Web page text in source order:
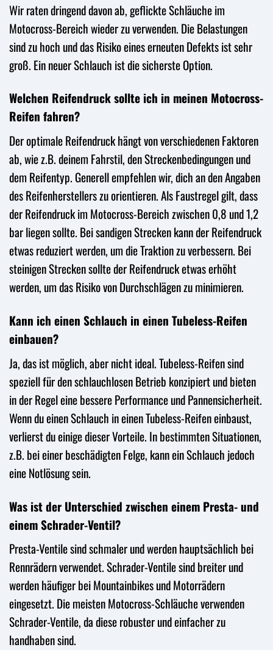
Wir raten dringend davon ab, geflickte Schläuche im
Motocross-Bereich wieder zu verwenden. Die Belastungen
sind zu hoch und das Risiko eines erneuten Defekts ist sehr
groß. Ein neuer Schlauch ist die sicherste Option.
Welchen Reifendruck sollte ich in meinen Motocross-
Reifen fahren?
Der optimale Reifendruck hängt von verschiedenen Faktoren
ab, wie z.B. deinem Fahrstil, den Streckenbedingungen und
dem Reifentyp. Generell empfehlen wir, dich an den Angaben
des Reifenherstellers zu orientieren. Als Faustregel gilt, dass
der Reifendruck im Motocross-Bereich zwischen 0,8 und 1,2
bar liegen sollte. Bei sandigen Strecken kann der Reifendruck
etwas reduziert werden, um die Traktion zu verbessern. Bei
steinigen Strecken sollte der Reifendruck etwas erhöht
werden, um das Risiko von Durchschlägen zu minimieren.
Kann ich einen Schlauch in einen Tubeless-Reifen
einbauen?
Ja, das ist möglich, aber nicht ideal. Tubeless-Reifen sind
speziell für den schlauchlosen Betrieb konzipiert und bieten
in der Regel eine bessere Performance und Pannensicherheit.
Wenn du einen Schlauch in einen Tubeless-Reifen einbaust,
verlierst du einige dieser Vorteile. In bestimmten Situationen,
z.B. bei einer beschädigten Felge, kann ein Schlauch jedoch
eine Notlösung sein.
Was ist der Unterschied zwischen einem Presta- und
einem Schrader-Ventil?
Presta-Ventile sind schmaler und werden hauptsächlich bei
Rennrädern verwendet. Schrader-Ventile sind breiter und
werden häufiger bei Mountainbikes und Motorrädern
eingesetzt. Die meisten Motocross-Schläuche verwenden
Schrader-Ventile, da diese robuster und einfacher zu
handhaben sind.